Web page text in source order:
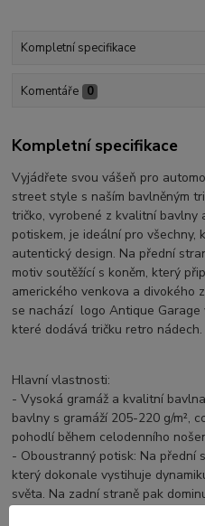
Kompletní specifikace
Komentáře 0
Kompletní specifikace
Vyjádřete svou vášeň pro
street style s naším bavlněným
tričko, vyrobené z kvalitní bavlny
potiskem, je ideální pro všechny,
autentický design. Na přední
motiv soutěžící s koněm, který
amerického venkova a divokého
se nachází logo Antique
které dodává tričku retro nádech.
Hlavní vlastnosti:
- Vysoká gramáž a kvalitní
bavlny s gramáží 205-220 g/m²,
pohodlí během celodenního
- Oboustranný potisk: Na přední
který dokonale vystihuje
světa. Na zadní straně pak